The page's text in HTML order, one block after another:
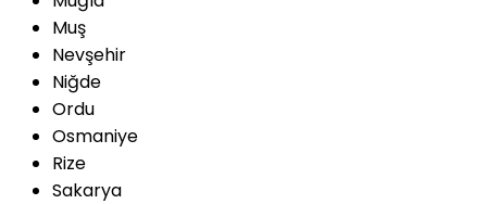
Muş
Nevşehir
Niğde
Ordu
Osmaniye
Rize
Sakarya